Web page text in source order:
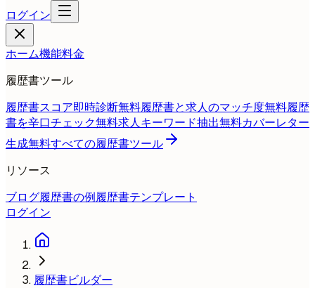
ログイン
ホーム機能料金
履歴書ツール
履歴書スコア即時診断無料履歴書と求人のマッチ度無料履歴
書を辛口チェック無料求人キーワード抽出無料カバーレター
生成無料すべての履歴書ツール
リソース
ブログ履歴書の例履歴書テンプレート
ログイン
履歴書ビルダー